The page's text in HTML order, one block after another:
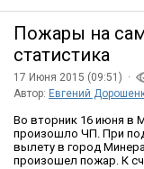
Пожары на
статистика
17 Июня 2015 (09:51) ·
Автор: Евгений
Во вторник 16 июня в
произошло ЧП. При
вылету в город
произошел пожар. К